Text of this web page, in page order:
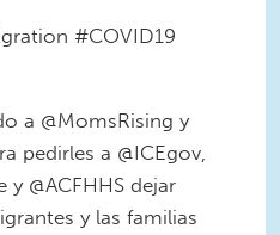
#COVID19
a @MomsRising y
pedirles a @ICEgov,
y @ACFHHS dejar
y las familias